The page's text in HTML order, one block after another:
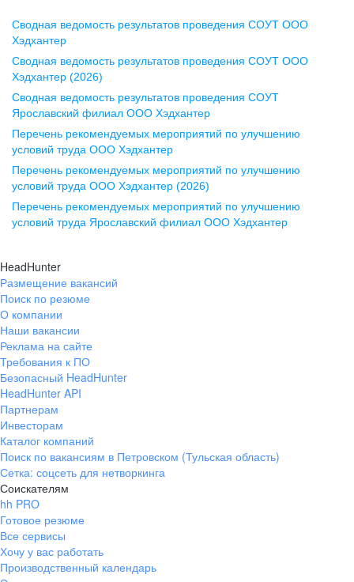
Воронеж
ул. Комиссаржевской, д. 10,
офис 1212
+7 473 280-05-05
pr@vrn.hh.ru
ул. Спартаковская, д. 2А, этаж 3,
помещение 15
+7 843 212-12-50
Екатеринбург
ул. Боевых Дружин, стр. 20,
+7 343 226-79-99
pr@ural.hh.ru
ул. Янковского, д. 169, 7 этаж,
706 каб.
+7 861 205-55-57
pr@krd.hh.ru
Владивосток
пер. Ланинский д. 4, офис 3.4
+7 423 202-33-28
Сводная ведомость результатов проведения СОУТ ООО
Хэдхантер
Сводная ведомость результатов проведения СОУТ ООО
Хэдхантер (2026)
Сводная ведомость результатов проведения СОУТ
Ярославский филиал ООО Хэдхантер
Перечень рекомендуемых мероприятий по улучшению
условий труда ООО Хэдхантер
Перечень рекомендуемых мероприятий по улучшению
условий труда ООО Хэдхантер (2026)
Перечень рекомендуемых мероприятий по улучшению
условий труда Ярославский филиал ООО Хэдхантер
HeadHunter
Размещение вакансий
Поиск по резюме
О компании
Наши вакансии
Реклама на сайте
Требования к ПО
Безопасный HeadHunter
HeadHunter API
Партнерам
Инвесторам
Каталог компаний
Поиск по вакансиям в Петровском (Тульская область)
Сетка: соцсеть для нетворкинга
Соискателям
hh PRO
Готовое резюме
Все сервисы
Хочу у вас работать
Производственный календарь